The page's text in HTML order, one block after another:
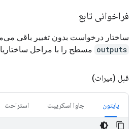
فراخوانی تابع
ساختار درخواست بدون تغییر باقی
outputs مسطح را با مراحل
قبل (میراث)
پایتون جاوا اسکریپت استراحت